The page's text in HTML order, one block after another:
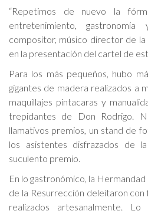
“Repetimos de nuevo la
entretenimiento,
compositor, músico director de la
en la presentación del cartel de
Para los más pequeños, hubo
gigantes de madera realizados a
maquillajes pintacaras y
trepidantes de Don Rodrigo.
llamativos premios, un stand de
los asistentes disfrazados de
suculento premio.
En lo gastronómico, la
de la Resurrección deleitaron
realizados artesanalmente.